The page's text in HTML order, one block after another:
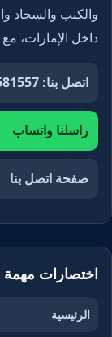
والكنب والسجاد
داخل الإمارات،
اتصل بنا: 0561581557
راسلنا واتساب
صفحة اتصل بنا
اختصارات مهمة
الرئيسية